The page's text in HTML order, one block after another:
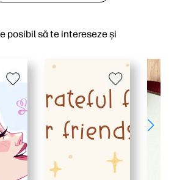
posibil să te intereseze și